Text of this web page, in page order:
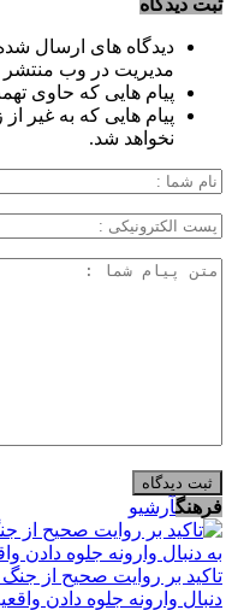
دیدگاه های ارسال
مدیریت در وب منتشر
پیام هایی که حاوی
پیام هایی که به غیر
نخواهد شد.
فرهنگآرشیو
تاکید بر روایت صحیح از
دنبال وارونه جلوه دادن